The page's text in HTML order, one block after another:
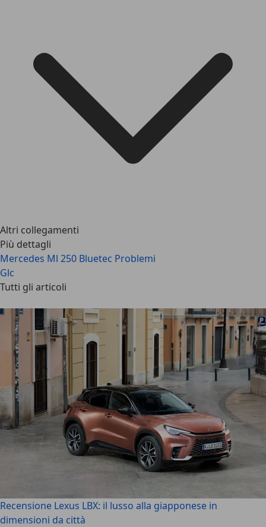
Altri collegamenti
Più dettagli
Mercedes Ml 250 Bluetec Problemi
Glc
Tutti gli articoli
Recensione Lexus LBX: il lusso alla giapponese in
dimensioni da città